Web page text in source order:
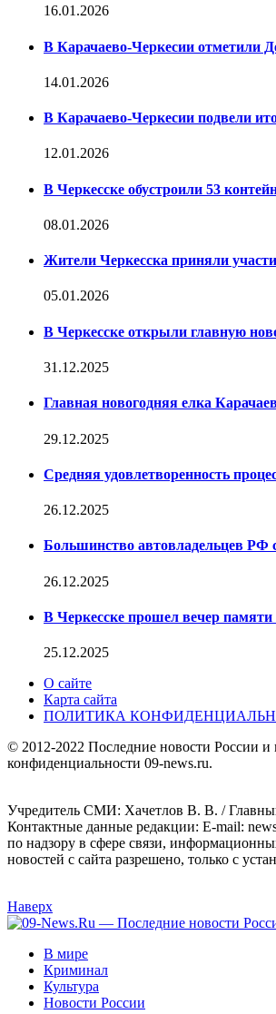
16.01.2026
В Карачаево-Черкесии отметили
14.01.2026
В Карачаево-Черкесии подвели
12.01.2026
В Черкесске обустроили 53
08.01.2026
Жители Черкесска приняли
05.01.2026
В Черкесске открыли главную
31.12.2025
Главная новогодняя елка
29.12.2025
Средняя удовлетворенность
26.12.2025
Большинство автовладельцев
26.12.2025
В Черкесске прошел вечер
25.12.2025
О сайте
Карта сайта
ПОЛИТИКА
© 2012-2022 Последние новости России
конфиденциальности 09-news.ru.
Учредитель СМИ: Хaчeтлoв B. B. /
Контактные данные редакции: E-mail:
по надзору в сфере связи,
новостей с сайта разрешено, только с
Наверх
В мире
Криминал
Культура
Новости России